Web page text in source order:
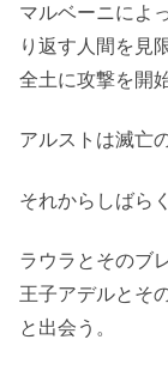
セ
メツ
悪かった
おわりに
マルベーニによ
り返す人間を見
全土に攻撃を開始
アルストは滅亡
それからしばらく
ラウラとそのブ
王子アデルとそ
と出会う。